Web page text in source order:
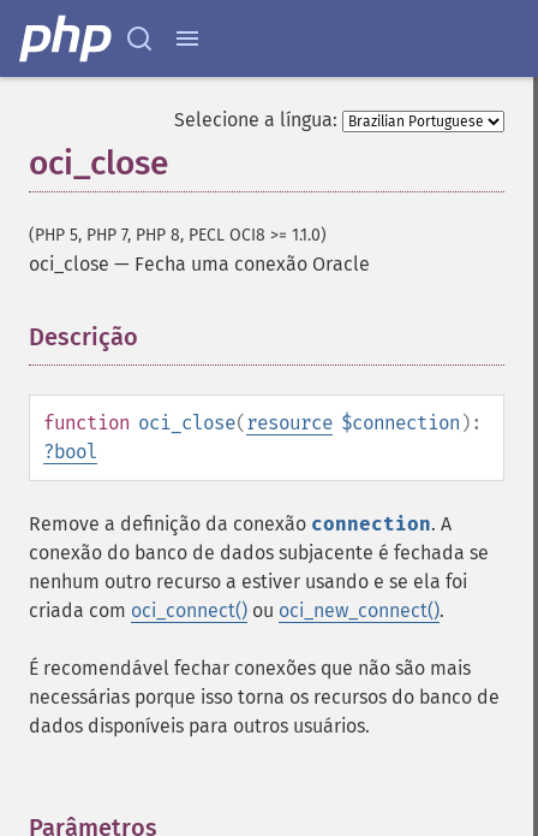
Selecione a língua:
oci_close
(PHP 5, PHP 7, PHP 8, PECL OCI8 >= 1.1.0)
oci_close — Fecha uma conexão Oracle
Descrição
function oci_close(resource $connection ):
?bool
Remove a definição da conexão connection. A
conexão do banco de dados subjacente é fechada se
nenhum outro recurso a estiver usando e se ela foi
criada com oci_connect() ou oci_new_connect().
É recomendável fechar conexões que não são mais
necessárias porque isso torna os recursos do banco de
dados disponíveis para outros usuários.
Parâmetros